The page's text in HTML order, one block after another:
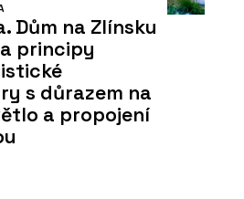
Dům na Zlínsku
principy
s důrazem na
a propojení